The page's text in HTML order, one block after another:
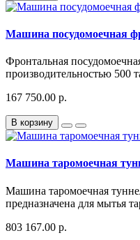
Машина посудомоечная
Фронтальная
производительностью 500
167 750.00 р.
В корзину
Машина таромоечная
Машина таромоечная
предназначена для мытья
803 167.00 р.